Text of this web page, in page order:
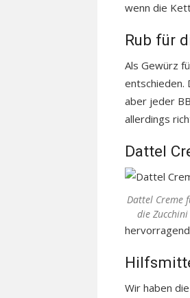
wenn die
Rub für
Als Gewürz
entschieden.
aber jeder
allerdings
Dattel
Dattel Creme
die Zucchini
Wir haben